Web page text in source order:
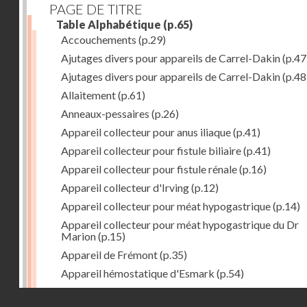
PAGE DE TITRE
Table Alphabétique (p.65)
Accouchements (p.29)
Ajutages divers pour appareils de Carrel-Dakin
Ajutages divers pour appareils de Carrel-Dakin
Allaitement(p.61)
Anneaux-pessaires (p.26)
Appareil collecteur pour anus iliaque(p.41)
Appareil collecteur pour fistule biliaire(p.41)
Appareil collecteur pour fistule rénale(p.16)
Appareil collecteur d'Irving(p.12)
Appareil collecteur pour méat hypogastrique(p.14)
Appareil collecteur pour méat hypogastrique du Dr
Marion(p.15)
Appareil de Frémont(p.35)
Appareil hémostatique d'Esmark (p.54)
Appareil irrigateur de Lockwood(p.40)